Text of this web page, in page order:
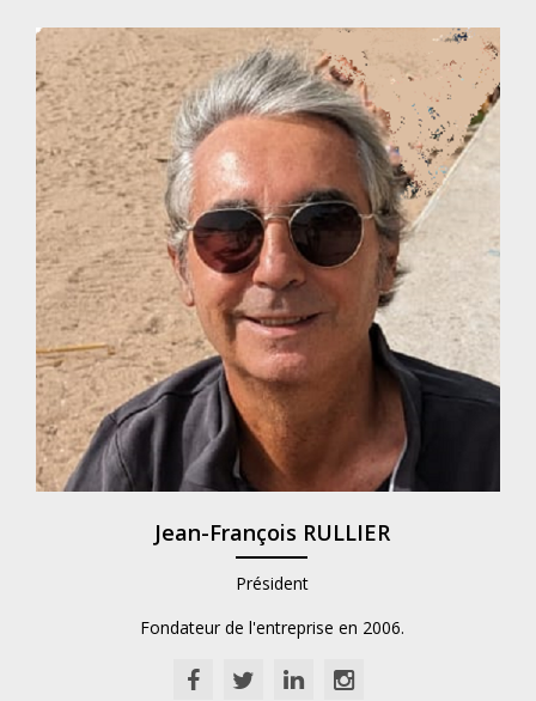
Jean-François RULLIER
Président
Fondateur de l'entreprise en 2006.